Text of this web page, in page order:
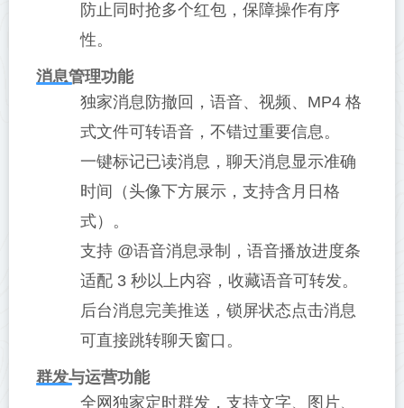
防止同时抢多个红包，保障操作有序
性。
消息管理功能
独家消息防撤回，语音、视频、MP4 格
式文件可转语音，不错过重要信息。
一键标记已读消息，聊天消息显示准确
时间（头像下方展示，支持含月日格
式）。
支持 @语音消息录制，语音播放进度条
适配 3 秒以上内容，收藏语音可转发。
后台消息完美推送，锁屏状态点击消息
可直接跳转聊天窗口。
群发与运营功能
全网独家定时群发，支持文字、图片、